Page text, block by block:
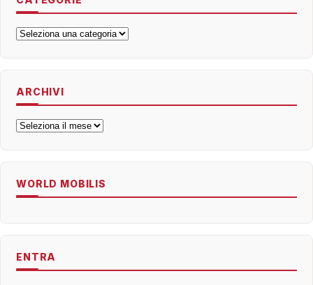
Categorie
ARCHIVI
Archivi
WORLD MOBILIS
ENTRA